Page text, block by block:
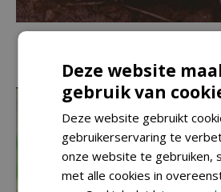
Deze website
gebruik van
Deze website gebruikt
gebruikerservaring te
onze website te gebruiken,
met alle cookies in